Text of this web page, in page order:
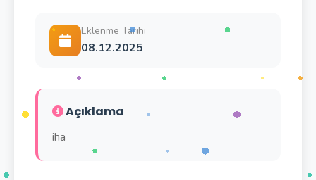
Eklenme Tarihi
08.12.2025
Açıklama
iha